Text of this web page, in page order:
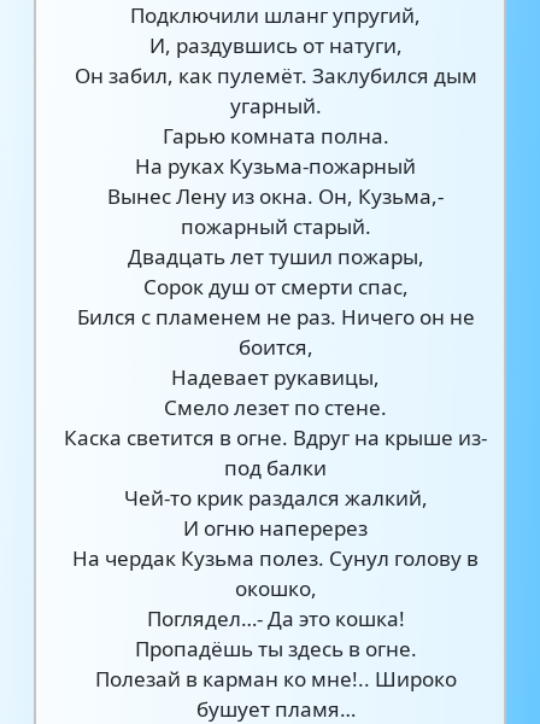
Подключили шланг упругий,
И, раздувшись от натуги,
Он забил, как пулемёт. Заклубился дым
угарный.
Гарью комната полна.
На руках Кузьма-пожарный
Вынес Лену из окна. Он, Кузьма,-
пожарный старый.
Двадцать лет тушил пожары,
Сорок душ от смерти спас,
Бился с пламенем не раз. Ничего он не
боится,
Надевает рукавицы,
Смело лезет по стене.
Каска светится в огне. Вдруг на крыше из-
под балки
Чей-то крик раздался жалкий,
И огню наперерез
На чердак Кузьма полез. Сунул голову в
окошко,
Поглядел…- Да это кошка!
Пропадёшь ты здесь в огне.
Полезай в карман ко мне!.. Широко
бушует пламя…